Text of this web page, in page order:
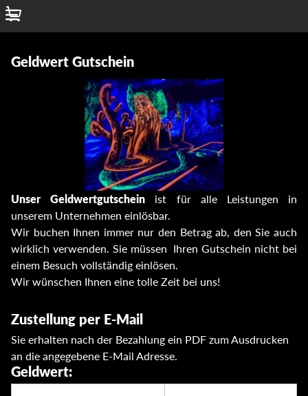
Menu
Hauptseite
Geldwert Gutschein
Unser Geldwertgutschein ist für alle Leistungen in
unserem Unternehmen einlösbar.
Wir buchen Ihnen immer nur den Betrag ab, den Sie auch
wirklich verwenden. Sie müssen Ihren Gutschein nicht bei
einem Besuch vollständig einlösen.
Wir wünschen Ihnen eine tolle Zeit bei uns!
Zustellung per E-Mail
Sie erhalten nach der Bezahlung ein PDF zum Ausdrucken
an die angegebene E-Mail Adresse.
Geldwert: